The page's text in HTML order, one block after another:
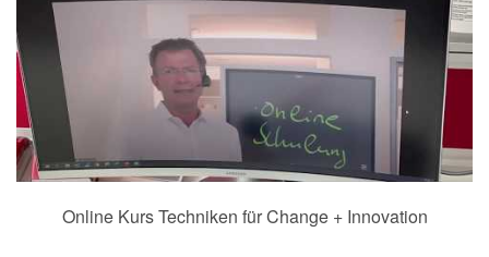
Online Kurs Techniken für Change + Innovation